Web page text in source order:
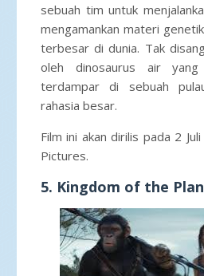
sebuah tim untuk
mengamankan materi
terbesar di dunia. Tak
oleh dinosaurus air yang
terdampar di sebuah
rahasia besar.
Film ini akan dirilis pada 2
Pictures.
5. Kingdom of the